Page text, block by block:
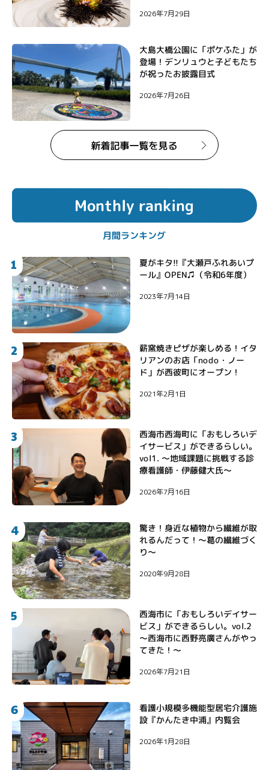
2026年7月29日
大島大橋公園に「ポケふた」が
登場！デンリュウと子どもたち
が祝ったお披露目式
2026年7月26日
Monthly ranking
月間ランキング
1 夏がキタ!!『大瀬戸ふれあいプ
ール』OPEN♫（令和6年度）
2023年7月14日
2 薪窯焼きピザが楽しめる！イタ
リアンのお店「nodo・ノー
ド」が西彼町にオープン！
2021年2月1日
3
西海市西海町に「おもしろいデ
イサービス」ができるらしい。
vol1. 〜地域課題に挑戦する診
療看護師・伊藤健大氏〜
2026年7月16日
4
驚き！身近な植物から繊維が取
れるんだって！〜葛の繊維づく
り〜
2020年9月28日
5 西海市に「おもしろいデイサー
ビス」ができるらしい。vol.2
〜西海市に西野亮廣さんがやっ
てきた！〜
2026年7月21日
6 看護小規模多機能型居宅介護施
設『かんたき中浦』内覧会
2026年1月28日